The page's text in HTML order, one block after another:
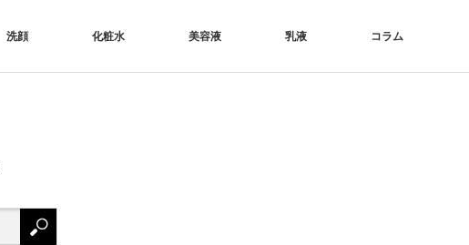
洗顔 化粧水 美容液 乳液 コラム